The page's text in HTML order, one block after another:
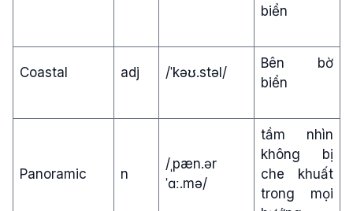
biển
Coastal adj /ˈkəʊ.stəl/
Bên bờ
biển
Panoramic n
/ˌpæn.ər
ˈɑː.mə/
tầm nhìn
không bị
che khuất
trong mọi